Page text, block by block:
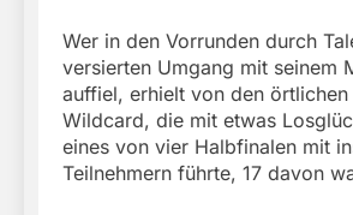
Wer in den Vorrunden durch
versierten Umgang mit seinem
auffiel, erhielt von den örtlichen
Wildcard, die mit etwas
eines von vier Halbfinalen mit
Teilnehmern führte, 17 davon